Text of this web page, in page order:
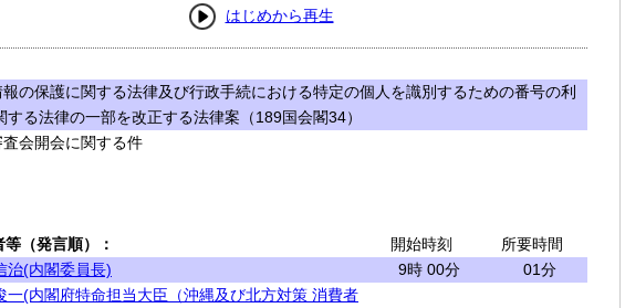
はじめから再生
の保護に関する法律及び行政手続における特定の個人を識別するための番号の利
する法律の一部を改正する法律案（189国会閣34）
会開会に関する件
（発言順）： 開始時刻
所要時間
治(内閣委員長)
9時 00分
01分
一(内閣府特命担当大臣（沖縄及び北方対策 消費者